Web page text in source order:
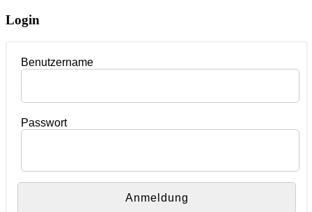
Login
Benutzername
Passwort